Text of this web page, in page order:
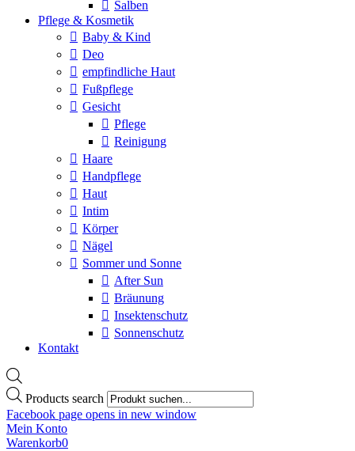
Salben
Pflege & Kosmetik
Baby & Kind
Deo
empfindliche Haut
Fußpflege
Gesicht
Pflege
Reinigung
Haare
Handpflege
Haut
Intim
Körper
Nägel
Sommer und Sonne
After Sun
Bräunung
Insektenschutz
Sonnenschutz
Kontakt
Products search
Facebook page opens in new window
Mein Konto
Warenkorb0